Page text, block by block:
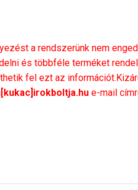
a rendszerünk nem
és többféle terméket
fel ezt az
e-mail